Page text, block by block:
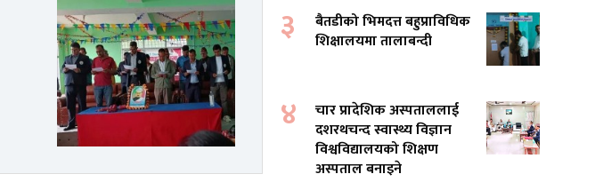
३
बैतडीको भिमदत्त बहुप्राविधिक
शिक्षालयमा तालाबन्दी
४
चार प्रादेशिक अस्पताललाई
दशरथचन्द स्वास्थ्य विज्ञान
विश्वविद्यालयको शिक्षण
अस्पताल बनाइने